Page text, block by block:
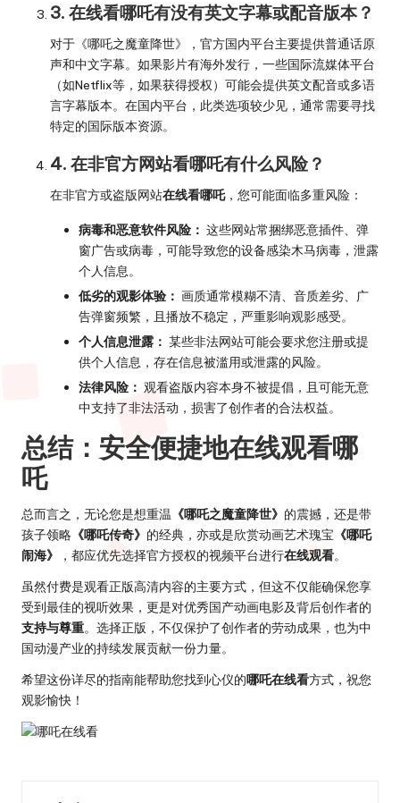
3. 在线看哪吒有没有英文字幕或配音版本？
对于《哪吒之魔童降世》，官方国内平台主要提供普通话原
声和中文字幕。如果影片有海外发行，一些国际流媒体平台
（如Netflix等，如果获得授权）可能会提供英文配音或多语
言字幕版本。在国内平台，此类选项较少见，通常需要寻找
特定的国际版本资源。
4. 在非官方网站看哪吒有什么风险？
在非官方或盗版网站在线看哪吒，您可能面临多重风险：
病毒和恶意软件风险： 这些网站常捆绑恶意插件、弹
窗广告或病毒，可能导致您的设备感染木马病毒，泄露
个人信息。
低劣的观影体验： 画质通常模糊不清、音质差劣、广
告弹窗频繁，且播放不稳定，严重影响观影感受。
个人信息泄露： 某些非法网站可能会要求您注册或提
供个人信息，存在信息被滥用或泄露的风险。
法律风险： 观看盗版内容本身不被提倡，且可能无意
中支持了非法活动，损害了创作者的合法权益。
总结：安全便捷地在线观看哪
吒
总而言之，无论您是想重温 《哪吒之魔童降世》 的震撼，还是带
孩子领略 《哪吒传奇》 的经典，亦或是欣赏动画艺术瑰宝 《哪吒
闹海》
，都应优先选择官方授权的视频平台进行在线观看。
虽然付费是观看正版高清内容的主要方式，但这不仅能确保您享
受到最佳的视听效果，更是对优秀国产动画电影及背后创作者的
支持与尊重。选择正版，不仅保护了创作者的劳动成果，也为中
国动漫产业的持续发展贡献一份力量。
希望这份详尽的指南能帮助您找到心仪的哪吒在线看方式，祝您
观影愉快！